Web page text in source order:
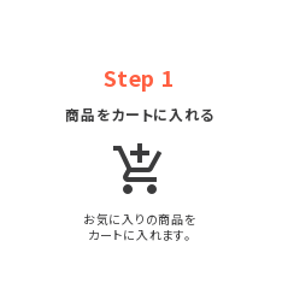
Step 1
商品をカートに入れる
add_shopping_cart
お気に入りの商品を
カートに入れます。